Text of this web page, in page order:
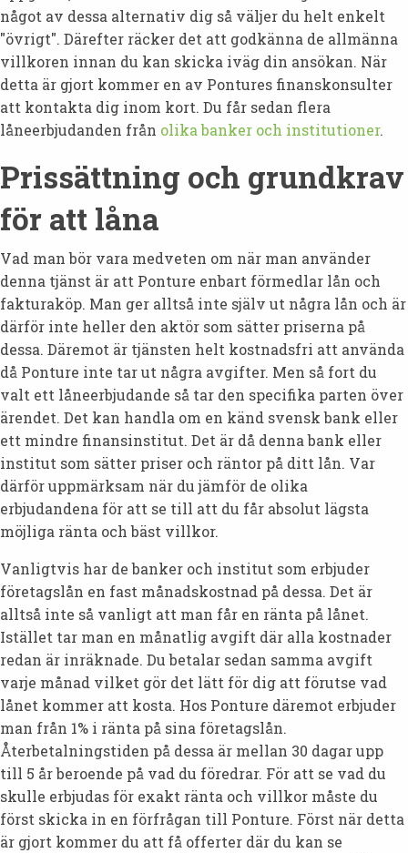
något av dessa alternativ dig så väljer du helt enkelt
"övrigt". Därefter räcker det att godkänna de allmänna
villkoren innan du kan skicka iväg din ansökan. När
detta är gjort kommer en av Pontures finanskonsulter
att kontakta dig inom kort. Du får sedan flera
låneerbjudanden från olika banker och institutioner.
Prissättning och grundkrav
för att låna
Vad man bör vara medveten om när man använder
denna tjänst är att Ponture enbart förmedlar lån och
fakturaköp. Man ger alltså inte själv ut några lån och är
därför inte heller den aktör som sätter priserna på
dessa. Däremot är tjänsten helt kostnadsfri att använda
då Ponture inte tar ut några avgifter. Men så fort du
valt ett låneerbjudande så tar den specifika parten över
ärendet. Det kan handla om en känd svensk bank eller
ett mindre finansinstitut. Det är då denna bank eller
institut som sätter priser och räntor på ditt lån. Var
därför uppmärksam när du jämför de olika
erbjudandena för att se till att du får absolut lägsta
möjliga ränta och bäst villkor.
Vanligtvis har de banker och institut som erbjuder
företagslån en fast månadskostnad på dessa. Det är
alltså inte så vanligt att man får en ränta på lånet.
Istället tar man en månatlig avgift där alla kostnader
redan är inräknade. Du betalar sedan samma avgift
varje månad vilket gör det lätt för dig att förutse vad
lånet kommer att kosta. Hos Ponture däremot erbjuder
man från 1% i ränta på sina företagslån.
Återbetalningstiden på dessa är mellan 30 dagar upp
till 5 år beroende på vad du föredrar. För att se vad du
skulle erbjudas för exakt ränta och villkor måste du
först skicka in en förfrågan till Ponture. Först när detta
är gjort kommer du att få offerter där du kan se